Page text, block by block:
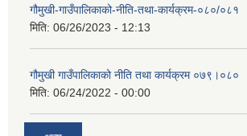
गौमुखी-गाउँपालिकाको-नीति-तथा-कार्यक्रम-०८०/०८१
मिति: 06/26/2023 - 12:13
गौमुखी गाउँपालिकाको नीति तथा कार्यक्रम ०७९।०८०
मिति: 06/24/2022 - 00:00